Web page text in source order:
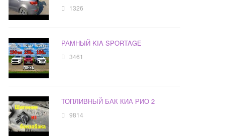
1326
РАМНЫЙ KIA SPORTAGE
3461
ТОПЛИВНЫЙ БАК КИА РИО 2
9814